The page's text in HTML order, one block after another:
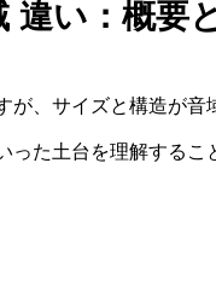
い：概要
、サイズと構造が音
た土台を理解するこ